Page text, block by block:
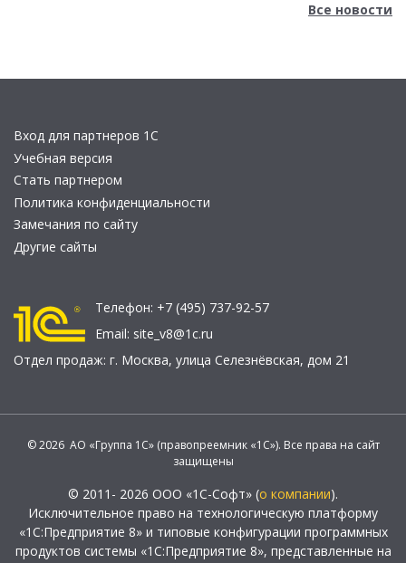
Все новости
Вход для партнеров 1С
Учебная версия
Стать партнером
Политика конфиденциальности
Замечания по сайту
Другие сайты
Телефон: +7 (495) 737-92-57
Email: site_v8@1c.ru
Отдел продаж: г. Москва, улица Селезнёвская, дом 21
© 2026 АО «Группа 1С» (правопреемник «1С»). Все права на сайт
защищены
© 2011- 2026 ООО «1С-Софт» (о компании).
Исключительное право на технологическую платформу
«1С:Предприятие 8» и типовые конфигурации программных
продуктов системы «1С:Предприятие 8», представленные на